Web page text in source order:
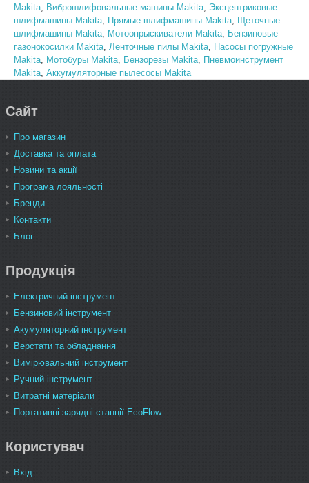
Makita, Виброшлифовальные машины Makita, Эксцентриковые
шлифмашины Makita, Прямые шлифмашины Makita, Щеточные
шлифмашины Makita, Мотоопрыскиватели Makita, Бензиновые
газонокосилки Makita, Ленточные пилы Makita, Насосы погружные
Makita, Мотобуры Makita, Бензорезы Makita, Пневмоинструмент
Makita, Аккумуляторные пылесосы Makita
Сайт
Про магазин
Доставка та оплата
Новини та акції
Програма лояльності
Бренди
Контакти
Блог
Продукція
Електричний інструмент
Бензиновий інструмент
Акумуляторний інструмент
Верстати та обладнання
Вимірювальний інструмент
Ручний інструмент
Витратні матеріали
Портативні зарядні станції EcoFlow
Користувач
Вхід